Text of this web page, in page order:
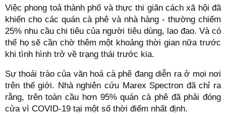
Việc phong toả thành phố và thực thi giãn cách xã hội đã
khiến cho các quán cà phê và nhà hàng - thường chiếm
25% nhu cầu chi tiêu của người tiêu dùng, lao đao. Và có
thể họ sẽ cần chờ thêm một khoảng thời gian nữa trước
khi tình hình trở về trạng thái trước kia.
Sự thoái trào của văn hoá cà phê đang diễn ra ở mọi nơi
trên thế giới. Nhà nghiên cứu Marex Spectron đã chỉ ra
rằng, trên toàn cầu hơn 95% quán cà phê đã phải đóng
cửa vì COVID-19 tại một số thời điểm nhất định.